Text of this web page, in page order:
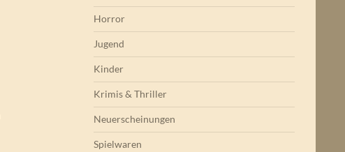
Horror
Jugend
Kinder
Krimis & Thriller
Neuerscheinungen
Spielwaren